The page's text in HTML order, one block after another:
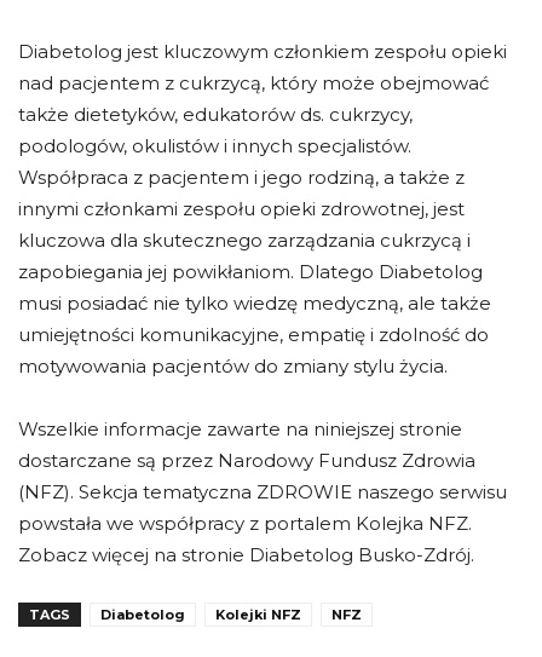
Diabetolog jest kluczowym członkiem zespołu opieki
nad pacjentem z cukrzycą, który może obejmować
także dietetyków, edukatorów ds. cukrzycy,
podologów, okulistów i innych specjalistów.
Współpraca z pacjentem i jego rodziną, a także z
innymi członkami zespołu opieki zdrowotnej, jest
kluczowa dla skutecznego zarządzania cukrzycą i
zapobiegania jej powikłaniom. Dlatego Diabetolog
musi posiadać nie tylko wiedzę medyczną, ale także
umiejętności komunikacyjne, empatię i zdolność do
motywowania pacjentów do zmiany stylu życia.
Wszelkie informacje zawarte na niniejszej stronie
dostarczane są przez Narodowy Fundusz Zdrowia
(NFZ). Sekcja tematyczna ZDROWIE naszego serwisu
powstała we współpracy z portalem Kolejka NFZ.
Zobacz więcej na stronie Diabetolog Busko-Zdrój.
TAGS Diabetolog Kolejki NFZ NFZ